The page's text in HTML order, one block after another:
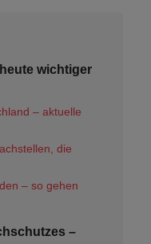
wichtiger
– aktuelle
die
– so gehen
–